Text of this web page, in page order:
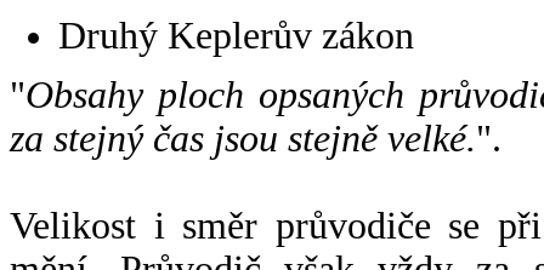
Druhý Keplerův zákon
"Obsahy ploch opsaných
za stejný čas jsou stejně velké.".
Velikost i směr průvodiče se